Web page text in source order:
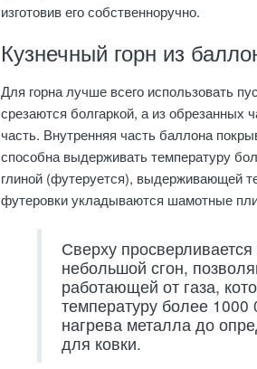
изготовив его собственноручно.
Кузнечный горн из
Для горна лучше всего использовать
срезаются болгаркой, а из обрезанных
часть. Внутренняя часть баллона
способна выдерживать температуру
глиной (футеруется), выдерживающей
футеровки укладываются шамотные
Сверху
небольшой сгон,
работающей от газа,
температуру более
нагрева металла до
для ковки.